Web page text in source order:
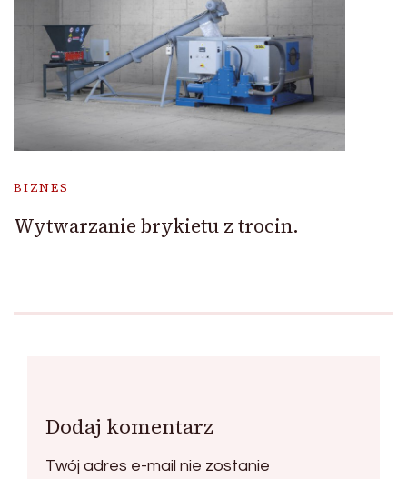
BIZNES
Wytwarzanie brykietu z trocin.
Dodaj komentarz
Twój adres e-mail nie zostanie